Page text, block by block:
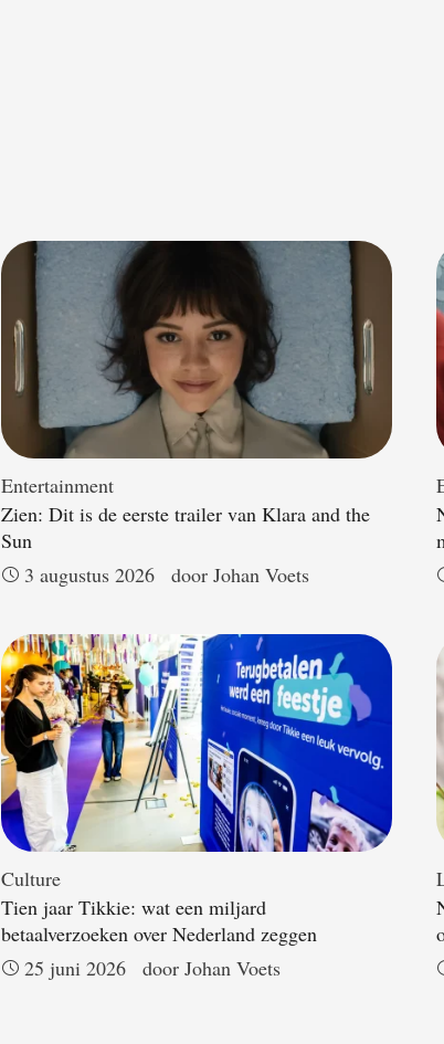
Entertainment
Zien: Dit is de eerste trailer van Klara and the
Sun
3 augustus 2026
door Johan Voets
Culture
Tien jaar Tikkie: wat een miljard
betaalverzoeken over Nederland zeggen
25 juni 2026
door Johan Voets